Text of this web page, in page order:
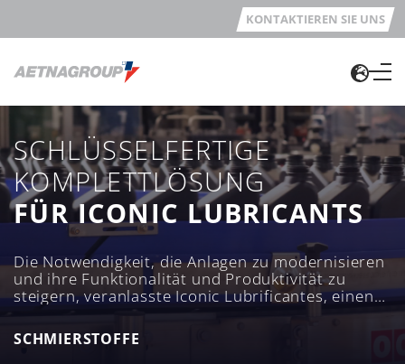
KONTAKTIEREN SIE UNS
SCHLÜSSELFERTIGE
KOMPLETTLÖSUNG
FÜR ICONIC LUBRICANTS
Die Notwendigkeit, die Anlagen zu modernisieren
und ihre Funktionalität und Produktivität zu
steigern, veranlasste Iconic Lubrificantes, einen
einzigen, zuverlässigen Partner zu suchen, der
die Erreichung der gesetzten Ziele garantieren
konnte. OCME war die richtige Antwort.
SCHMIERSTOFFE